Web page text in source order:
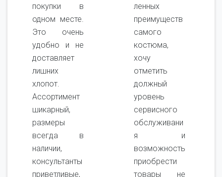
покупки в
одном месте.
Это очень
удобно и не
доставляет
лишних
хлопот.
Ассортимент
шикарный,
размеры
всегда в
наличии,
консультанты
приветливые,
ленных
преимуществ
самого
костюма,
хочу
отметить
должный
уровень
сервисного
обслуживани
я и
возможность
приобрести
товары не